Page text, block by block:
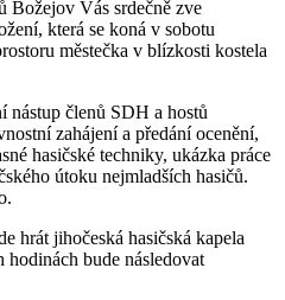
Božejov Vás srdečně zve
která se koná v sobotu
městečka v blízkosti kostela
nástup členů SDH a hostů
zahájení a předání ocenění,
hasičské techniky, ukázka práce
útoku nejmladších hasičů.
hrát jihočeská hasičská kapela
bude následovat